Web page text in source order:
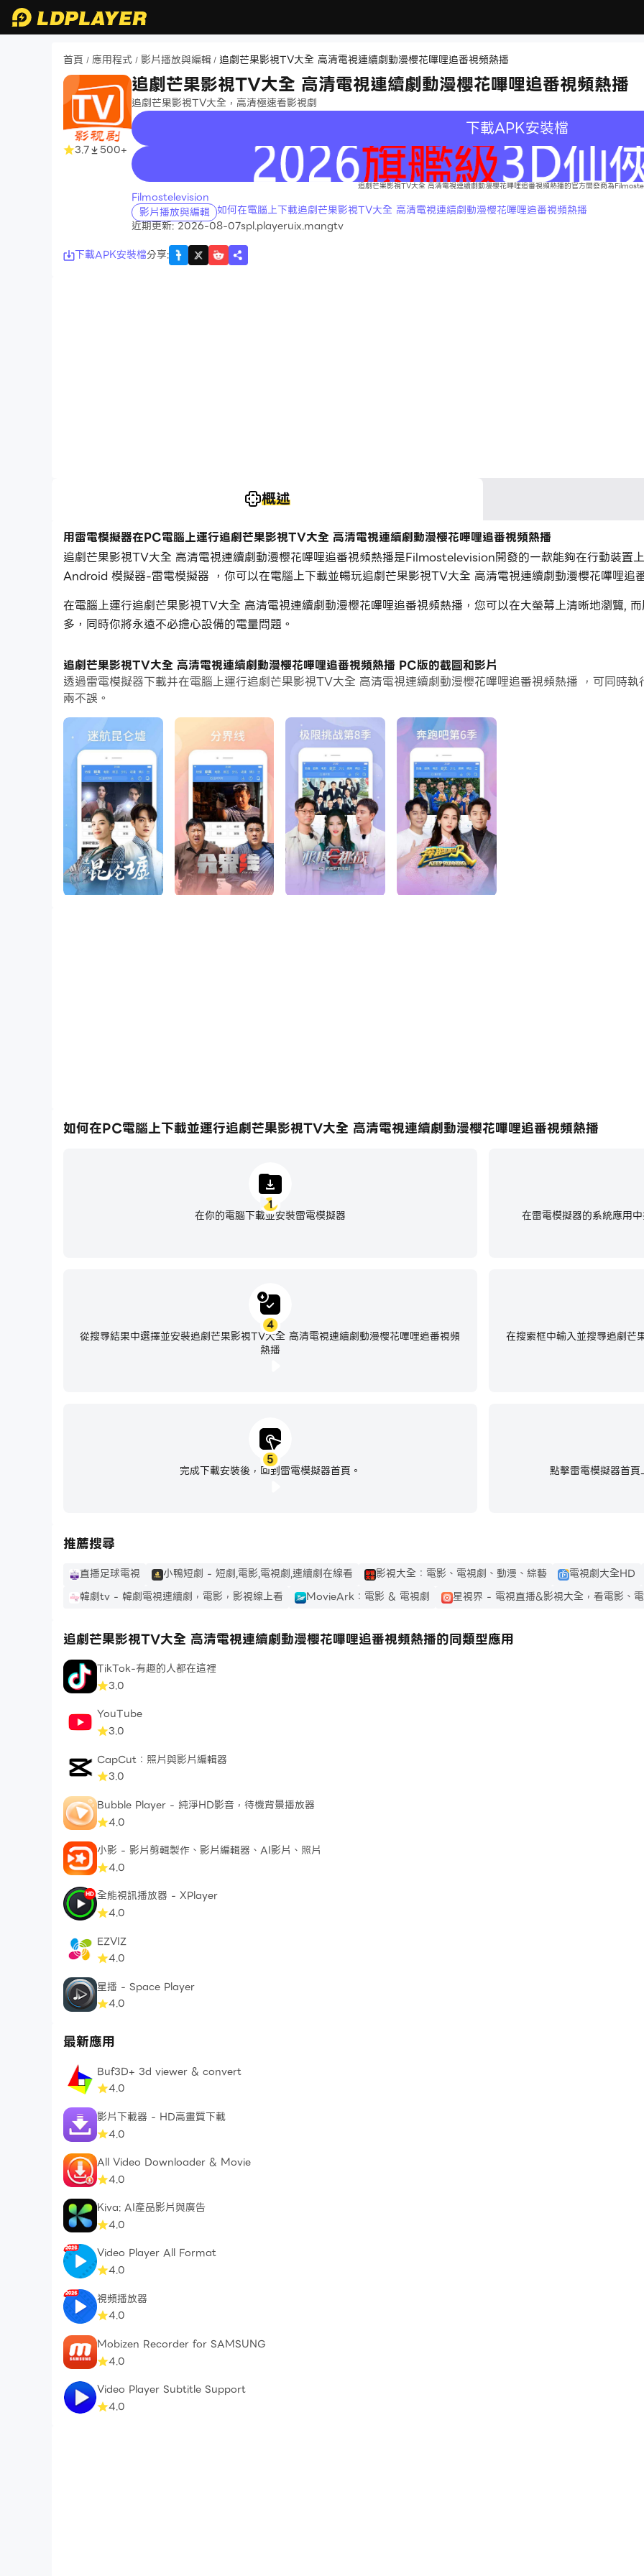
首頁 / 應用程式 / 影片播放與編輯 / 追劇芒果影視TV大全 高清電視連續劇動漫櫻花嗶哩追番視頻熱播
3.7 500+
追劇芒果影視TV大全 高清電視連續劇動漫櫻花嗶哩追番視頻熱播
追劇芒果影視TV大全，高清極速看影視劇
下載APK安裝檔
recommend
追劇芒果影視TV大全 高清電視連續劇動漫櫻花嗶哩追番視頻熱播的官方開發商為
Filmostelevision
影片播放與編輯 如何在電腦上下載追劇芒果影視TV大全 高清電視連續劇動漫櫻花嗶哩追番視頻熱播
近期更新: 2026-08-07spl.playeruix.mangtv
下載APK安裝檔分享:
概述
用雷電模擬器在PC電腦上運行追劇芒果影視TV大全 高清電視連續劇動漫櫻花嗶哩追番視頻熱播
追劇芒果影視TV大全 高清電視連續劇動漫櫻花嗶哩追番視頻熱播是Filmostelevision開發的一款能夠在行動裝置
Android 模擬器-雷電模擬器 ，你可以在電腦上下載並暢玩追劇芒果影視TV大全 高清電視連續劇動漫櫻花嗶哩追
在電腦上運行追劇芒果影視TV大全 高清電視連續劇動漫櫻花嗶哩追番視頻熱播，您可以在大螢幕上清晰地瀏覽,
多，同時你將永遠不必擔心設備的電量問題。
通過多開和同步功能，你甚至可以在PC上運行多個應用程式和帳戶。
而文件互傳功能讓分享圖像、影片和文件也變得非常容易。
下載追劇芒果影視TV大全 高清電視連續劇動漫櫻花嗶哩追番視頻熱播並在PC上運行。享受PC端的大螢幕和高畫質
追劇芒果影視TV大全 - 大片熱劇免費看，人人可用的視頻播放器
海量資源、熱門影片極速更新，同步追劇，觀看流暢。
聚合了pptv，優酷土豆，愛奇藝PPS，騰訊視頻，風行等近30家影視視頻網站。
匯聚高清電影、電視劇、動畫片、綜藝、動漫等應有盡有。
海量高清視頻隨心看，熱門影視內容搶先看，致力為用戶提供良好的觀看體驗。
【好劇播不停·接檔更精彩】
《新神榜：楊戩》楊戩、沈香聯手，劈山救母守護天下
《龍女孩》致敬李小龍！印度女孩學功夫
追劇芒果影視TV大全 高清電視連續劇動漫櫻花嗶哩追番視頻熱播 PC版的截圖和影片
透過雷電模擬器下載并在電腦上運行追劇芒果影視TV大全 高清電視連續劇動漫櫻花嗶哩追番視頻熱播 ，可同時
兩不誤。
如何在PC電腦上下載並運行追劇芒果影視TV大全 高清電視連續劇動漫櫻花嗶哩追番視頻熱播
1
在你的電腦下載並安裝雷電模擬器 在雷電模擬器的系統應用
在搜索框中輸入並搜尋追劇芒
4
從搜尋結果中選擇並安裝追劇芒果影視TV大全 高清電視連續劇動漫櫻花嗶哩追番視頻
熱播
5
完成下載安裝後，回到雷電模擬器首頁。 點擊雷電模擬器首
推薦搜尋
直播足球電視 小鴨短劇 - 短劇,電影,電視劇,連續劇在線看 影視大全：電影、電視劇、動漫、綜藝 電視劇大全HD
韓劇tv - 韓劇電視連續劇，電影，影視線上看
MovieArk：電影 & 電視劇 星視界 - 電視直播&影視大全，看電影、
追劇芒果影視TV大全 高清電視連續劇動漫櫻花嗶哩追番視頻熱播的同類型應用
TikTok-有趣的人都在這裡
3.0
YouTube
3.0
CapCut：照片與影片編輯器
3.0
Bubble Player - 純淨HD影音，待機背景播放器
4.0
小影 - 影片剪輯製作、影片編輯器、AI影片、照片
4.0
全能視訊播放器 - XPlayer
4.0
EZVIZ
4.0
星播 - Space Player
4.0
最新應用
Buf3D+ 3d viewer & convert
4.0
影片下載器 - HD高畫質下載
4.0
All Video Downloader & Movie
4.0
Kiva: AI產品影片與廣告
4.0
Video Player All Format
4.0
視頻播放器
4.0
Mobizen Recorder for SAMSUNG
4.0
Video Player Subtitle Support
4.0